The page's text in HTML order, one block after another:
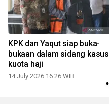
KPK dan Yaqut siap buka-
bukaan dalam sidang kasus
kuota haji
14 July 2026 16:26 WIB